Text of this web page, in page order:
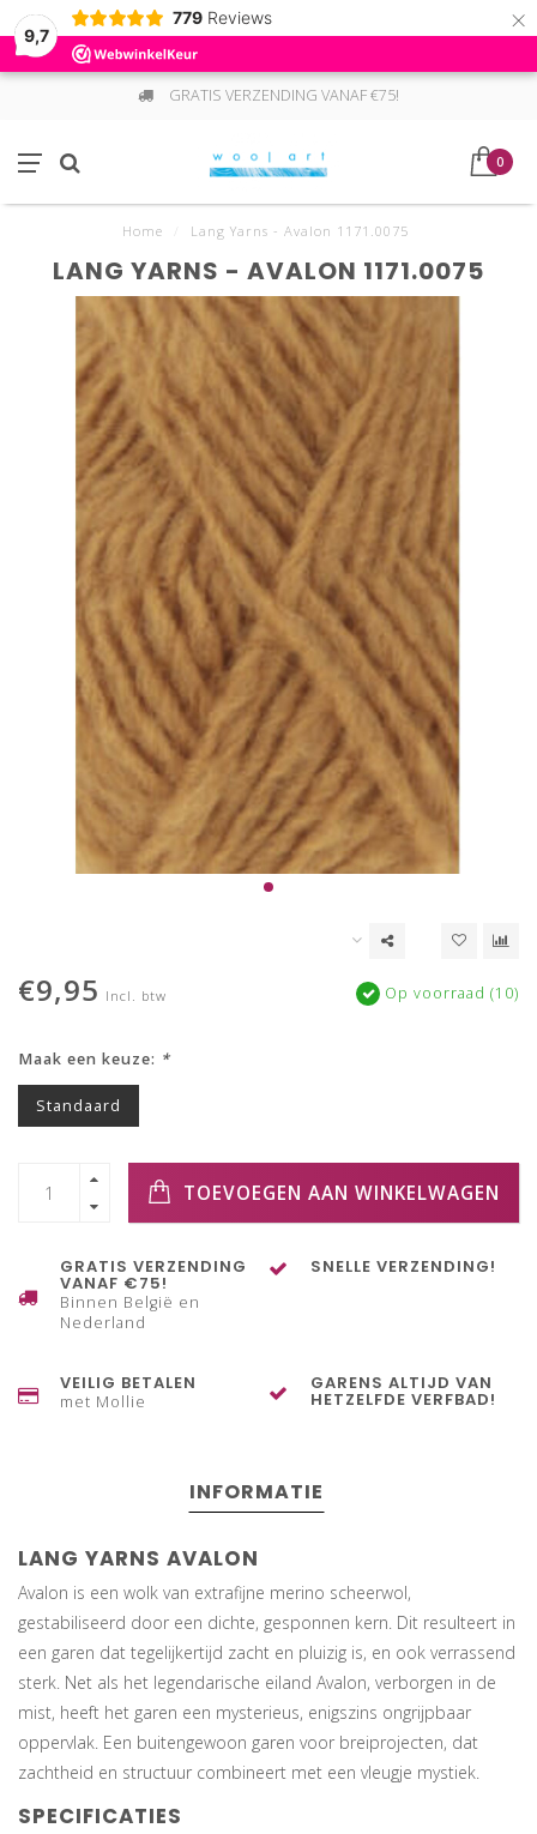
9,7
779 Reviews ×
GRATIS VERZENDING VANAF €75!
0
Home Lang Yarns - Avalon 1171.0075
LANG YARNS - AVALON 1171.0075
€9,95 Incl. btw Op voorraad (10)
Maak een keuze: *
Standaard
TOEVOEGEN AAN WINKELWAGEN
GRATIS VERZENDING
VANAF €75!
Binnen België en
Nederland
SNELLE VERZENDING!
VEILIG BETALEN
met Mollie
GARENS ALTIJD VAN
HETZELFDE VERFBAD!
INFORMATIE
LANG YARNS AVALON
Avalon is een wolk van extrafijne merino scheerwol,
gestabiliseerd door een dichte, gesponnen kern. Dit resulteert in
een garen dat tegelijkertijd zacht en pluizig is, en ook verrassend
sterk. Net als het legendarische eiland Avalon, verborgen in de
mist, heeft het garen een mysterieus, enigszins ongrijpbaar
oppervlak. Een buitengewoon garen voor breiprojecten, dat
zachtheid en structuur combineert met een vleugje mystiek.
SPECIFICATIES